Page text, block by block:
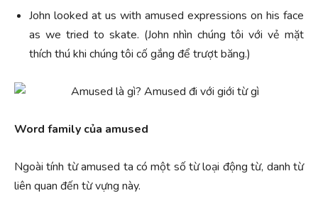
John looked at us with amused expressions on his face
as we tried to skate. (John nhìn chúng tôi với vẻ mặt
thích thú khi chúng tôi cố gắng để trượt băng.)
Word family của amused
Ngoài tính từ amused ta có một số từ loại động từ, danh từ
liên quan đến từ vựng này.